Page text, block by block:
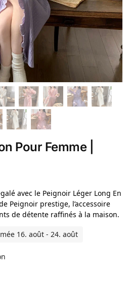
Pour Femme |
avec le Peignoir Léger Long En
Peignoir prestige, l’accessoire
de détente raffinés à la maison.
16. août - 24. août